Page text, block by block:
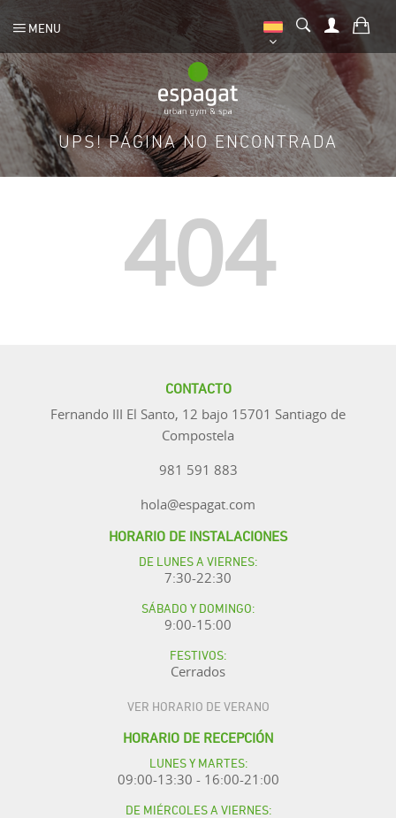
MENU
UPS! PÁGINA NO ENCONTRADA
404
CONTACTO
Fernando III El Santo, 12 bajo 15701 Santiago de
Compostela
981 591 883
hola@espagat.com
HORARIO DE INSTALACIONES
DE LUNES A VIERNES:
7:30-22:30
SÁBADO Y DOMINGO:
9:00-15:00
FESTIVOS:
Cerrados
VER HORARIO DE VERANO
HORARIO DE RECEPCIÓN
LUNES Y MARTES:
09:00-13:30 - 16:00-21:00
DE MIÉRCOLES A VIERNES: